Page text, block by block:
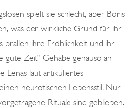
spielt sie schlecht, aber Boris
was der wirkliche Grund für ihr
prallen ihre Fröhlichkeit und ihr
Zeit"-Gehabe genauso an
Lenas laut artikuliertes
neurotischen Lebensstil. Nur
Rituale sind geblieben.